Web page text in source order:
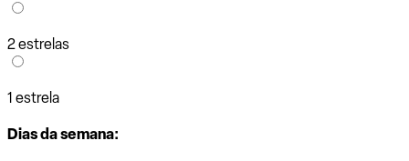
2 estrelas
1 estrela
Dias da semana: